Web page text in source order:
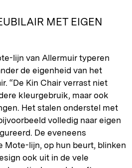
MET EIGEN
lijn van Allermuir typeren
de eigenheid van het
“De Kin Chair verrast niet
kleurgebruik, maar ook
Het stalen onderstel met
volledig naar eigen
De eveneens
Mote-lijn, op hun beurt, blinken
ook uit in de vele